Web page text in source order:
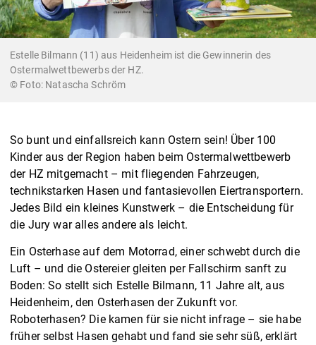
Estelle Bilmann (11) aus Heidenheim ist die Gewinnerin des
Ostermalwettbewerbs der HZ.
Natascha Schröm
So bunt und einfallsreich kann Ostern sein! Über 100
Kinder aus der Region haben beim Ostermalwettbewerb
der HZ mitgemacht – mit fliegenden Fahrzeugen,
technikstarken Hasen und fantasievollen Eiertransportern.
Jedes Bild ein kleines Kunstwerk – die Entscheidung für
die Jury war alles andere als leicht.
Ein Osterhase auf dem Motorrad, einer schwebt durch die
Luft – und die Ostereier gleiten per Fallschirm sanft zu
Boden: So stellt sich Estelle Bilmann, 11 Jahre alt, aus
Heidenheim, den Osterhasen der Zukunft vor.
Roboterhasen? Die kamen für sie nicht infrage – sie habe
früher selbst Hasen gehabt und fand sie sehr süß, erklärt